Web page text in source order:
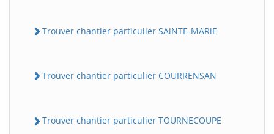
Trouver chantier particulier SAiNTE-MARiE
Trouver chantier particulier COURRENSAN
Trouver chantier particulier TOURNECOUPE